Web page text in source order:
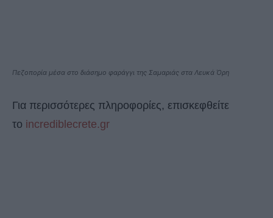
Πεζοπορία μέσα στο διάσημο φαράγγι της Σαμαριάς στα Λευκά Όρη
Για περισσότερες πληροφορίες, επισκεφθείτε
το incrediblecrete.gr